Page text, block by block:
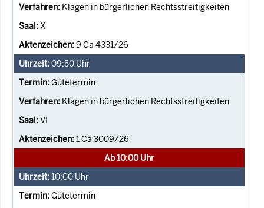
Klagen in bürgerlichen Rechtsstreitigkeiten
X
9 Ca 4331/26
09:50 Uhr
Gütetermin
Klagen in bürgerlichen Rechtsstreitigkeiten
VI
1 Ca 3009/26
Ab 10:00 Uhr
10:00 Uhr
Gütetermin